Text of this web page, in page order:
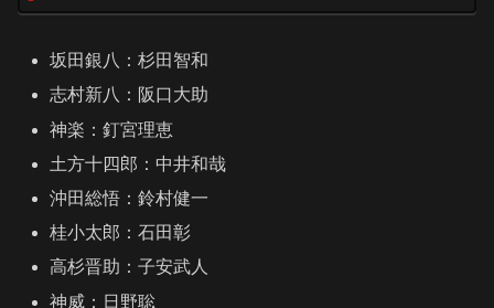
坂田銀八：杉田智和
志村新八：阪口大助
神楽：釘宮理恵
土方十四郎：中井和哉
沖田総悟：鈴村健一
桂小太郎：石田彰
高杉晋助：子安武人
神威：日野聡